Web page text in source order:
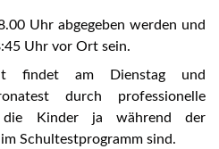
Uhr abgegeben werden und
Uhr vor Ort sein.
findet am Dienstag und
durch professionelle
Kinder ja während der
Schultestprogramm sind.